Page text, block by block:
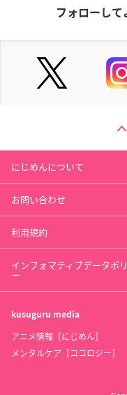
フォローして
にじめんについて
お問い合わせ
利用規約
インフォマティブデータポ
ー
kusuguru media
アニメ情報［にじめん］
メンタルケア［ココロジー］